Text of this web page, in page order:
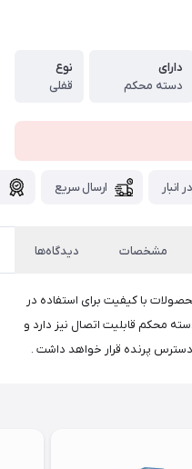
دارای
دسته محکم
نوع
قفلی
انبار ارسال سریع
مشخصات دیدگاه‌ها
یکی از محصولات با کیفیت برای استفاده در
محکم قابلیت اتصال نیز دارد و
دسترس پرنده قرار خواهد داشت .